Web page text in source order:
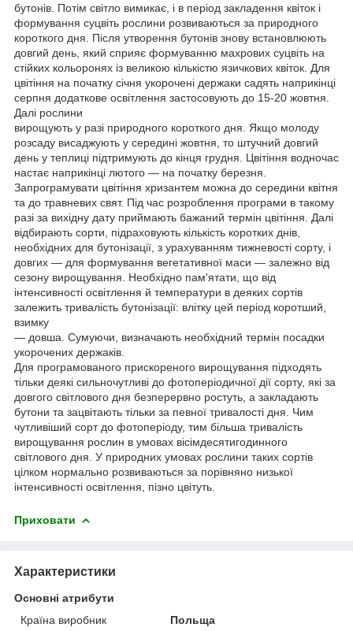
бутонів. Потім світло вимикає, і в період закладення квіток і
формування суцвіть рослини розвиваються за природного
короткого дня. Після утворення бутонів знову встановлюють
довгий день, який сприяє формуванню махрових суцвіть на
стійких кольоронях із великою кількістю язичкових квіток. Для
цвітіння на початку січня укорочені держаки садять наприкінці
серпня додаткове освітлення застосовують до 15-20 жовтня.
Далі рослини
вирощують у разі природного короткого дня. Якщо молоду
розсаду висаджують у середині жовтня, то штучний довгий
день у теплиці підтримують до кінця грудня. Цвітіння водночас
настає наприкінці лютого — на початку березня.
Запрограмувати цвітіння хризантем можна до середини квітня
та до травневих свят. Під час розроблення програми в такому
разі за вихідну дату приймають бажаний термін цвітіння. Далі
відбирають сорти, підраховують кількість коротких днів,
необхідних для бутонізації, з урахуванням тижневості сорту, і
довгих — для формування вегетативної маси — залежно від
сезону вирощування. Необхідно пам'ятати, що від
інтенсивності освітлення й температури в деяких сортів
залежить тривалість бутонізації: влітку цей період коротший,
взимку
— довша. Сумуючи, визначають необхідний термін посадки
укорочених держаків.
Для програмованого прискореного вирощування підходять
тільки деякі сильночутливі до фотоперіодичної дії сорту, які за
довгого світлового дня безперервно ростуть, а закладають
бутони та зацвітають тільки за певної тривалості дня. Чим
чутливіший сорт до фотоперіоду, тим більша тривалість
вирощування рослин в умовах вісімдесятигодинного
світлового дня. У природних умовах рослини таких сортів
цілком нормально розвиваються за порівняно низької
інтенсивності освітлення, пізно цвітуть.
Приховати
Характеристики
Основні атрибути
Країна виробник
Польща